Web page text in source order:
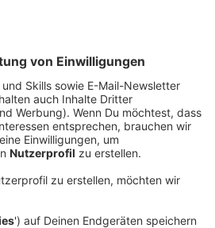
wird bei der
in Köln nicht müde, immer
nach NRW gehören:
und Sportbegeisterung.
2040 oder 2044 tatsächlich
das Rekorde brechen. Es
Wüst, "dass bei
in Nordrhein-Westfalen
Millionen Tickets für die
werden können. Die Spiele
statt als jemals zuvor in